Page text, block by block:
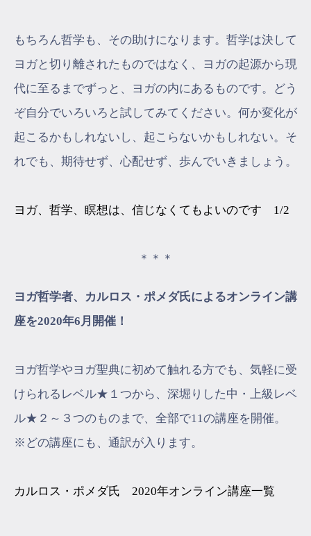
もちろん哲学も、その助けになります。哲学は決して
ヨガと切り離されたものではなく、ヨガの起源から現
代に至るまでずっと、ヨガの内にあるものです。どう
ぞ自分でいろいろと試してみてください。何か変化が
起こるかもしれないし、起こらないかもしれない。そ
れでも、期待せず、心配せず、歩んでいきましょう。
ヨガ、哲学、瞑想は、信じなくてもよいのです 1/2
＊＊＊
ヨガ哲学者、カルロス・ポメダ氏によるオンライン講
座を2020年6月開催！
ヨガ哲学やヨガ聖典に初めて触れる方でも、気軽に受
けられるレベル★１つから、深堀りした中・上級レベ
ル★２～３つのものまで、全部で11の講座を開催。
※どの講座にも、通訳が入ります。
カルロス・ポメダ氏 2020年オンライン講座一覧